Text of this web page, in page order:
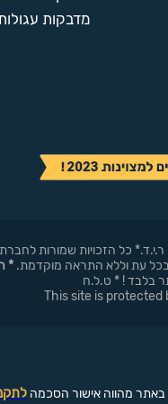
מדבקות
רובין ר.י.ד.* כל הזכויות
*
בלבד ! * ט.ל.ח
This site is protected
באתר מהווה אישור הסכמה